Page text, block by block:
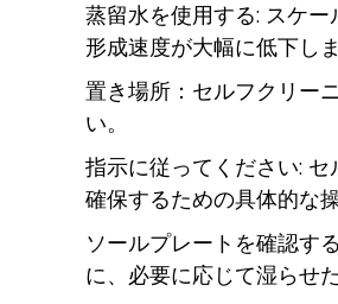
蒸留水を使用する: スケ
形成速度が大幅に低下しま
置き場所：セルフクリー
い。
指示に従ってください:
確保するための具体的な
ソールプレートを確認す
に、必要に応じて湿らせ